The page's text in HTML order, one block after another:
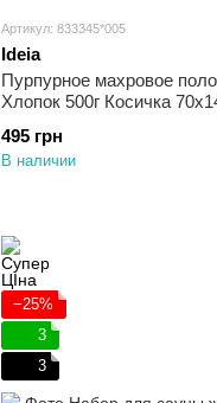
Артикул: 833345*005
Ideia
Пурпурное махровое
Хлопок 500г Косичка
495 грн
В наличии
−25%
3
3